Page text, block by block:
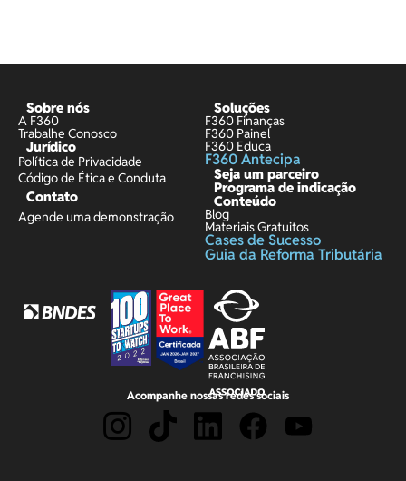
Sobre nós
A F360
Trabalhe Conosco
Jurídico
Política de Privacidade
Código de Ética e Conduta
Contato
Agende uma demonstração
Soluções
F360 Finanças
F360 Painel
F360 Educa
F360 Antecipa
Seja um parceiro
Programa de indicação
Conteúdo
Blog
Materiais Gratuitos
Cases de Sucesso
Guia da Reforma Tributária
Acompanhe nossas redes sociais